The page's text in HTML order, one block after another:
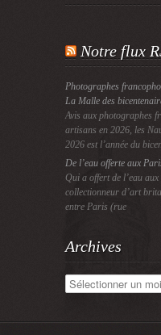
Notre flux
Photographes
La Malle des
Avis aux photographes
artisans en 2026, les
2026 est l’année du
De l’eau offerte aux
Qui a offert de l’eau
collectionneur d’art
entre Paris (rue
Archives
Archives